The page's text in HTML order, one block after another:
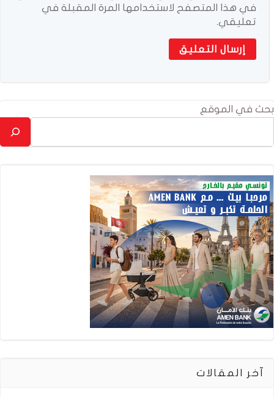
في هذا المتصفح لاستخدامها المرة المقبلة في
تعليقي.
بحث في الموقع
آخر المقالات